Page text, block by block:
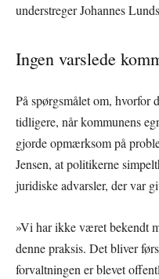
understreger Johannes
Ingen varslede
På spørgsmålet om, hvorfor
tidligere, når kommunens
gjorde opmærksom på
Jensen, at politikerne
juridiske advarsler, der var
»Vi har ikke været bekendt
denne praksis. Det bliver
forvaltningen er blevet